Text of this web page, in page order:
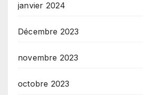
janvier 2024
Décembre 2023
novembre 2023
octobre 2023